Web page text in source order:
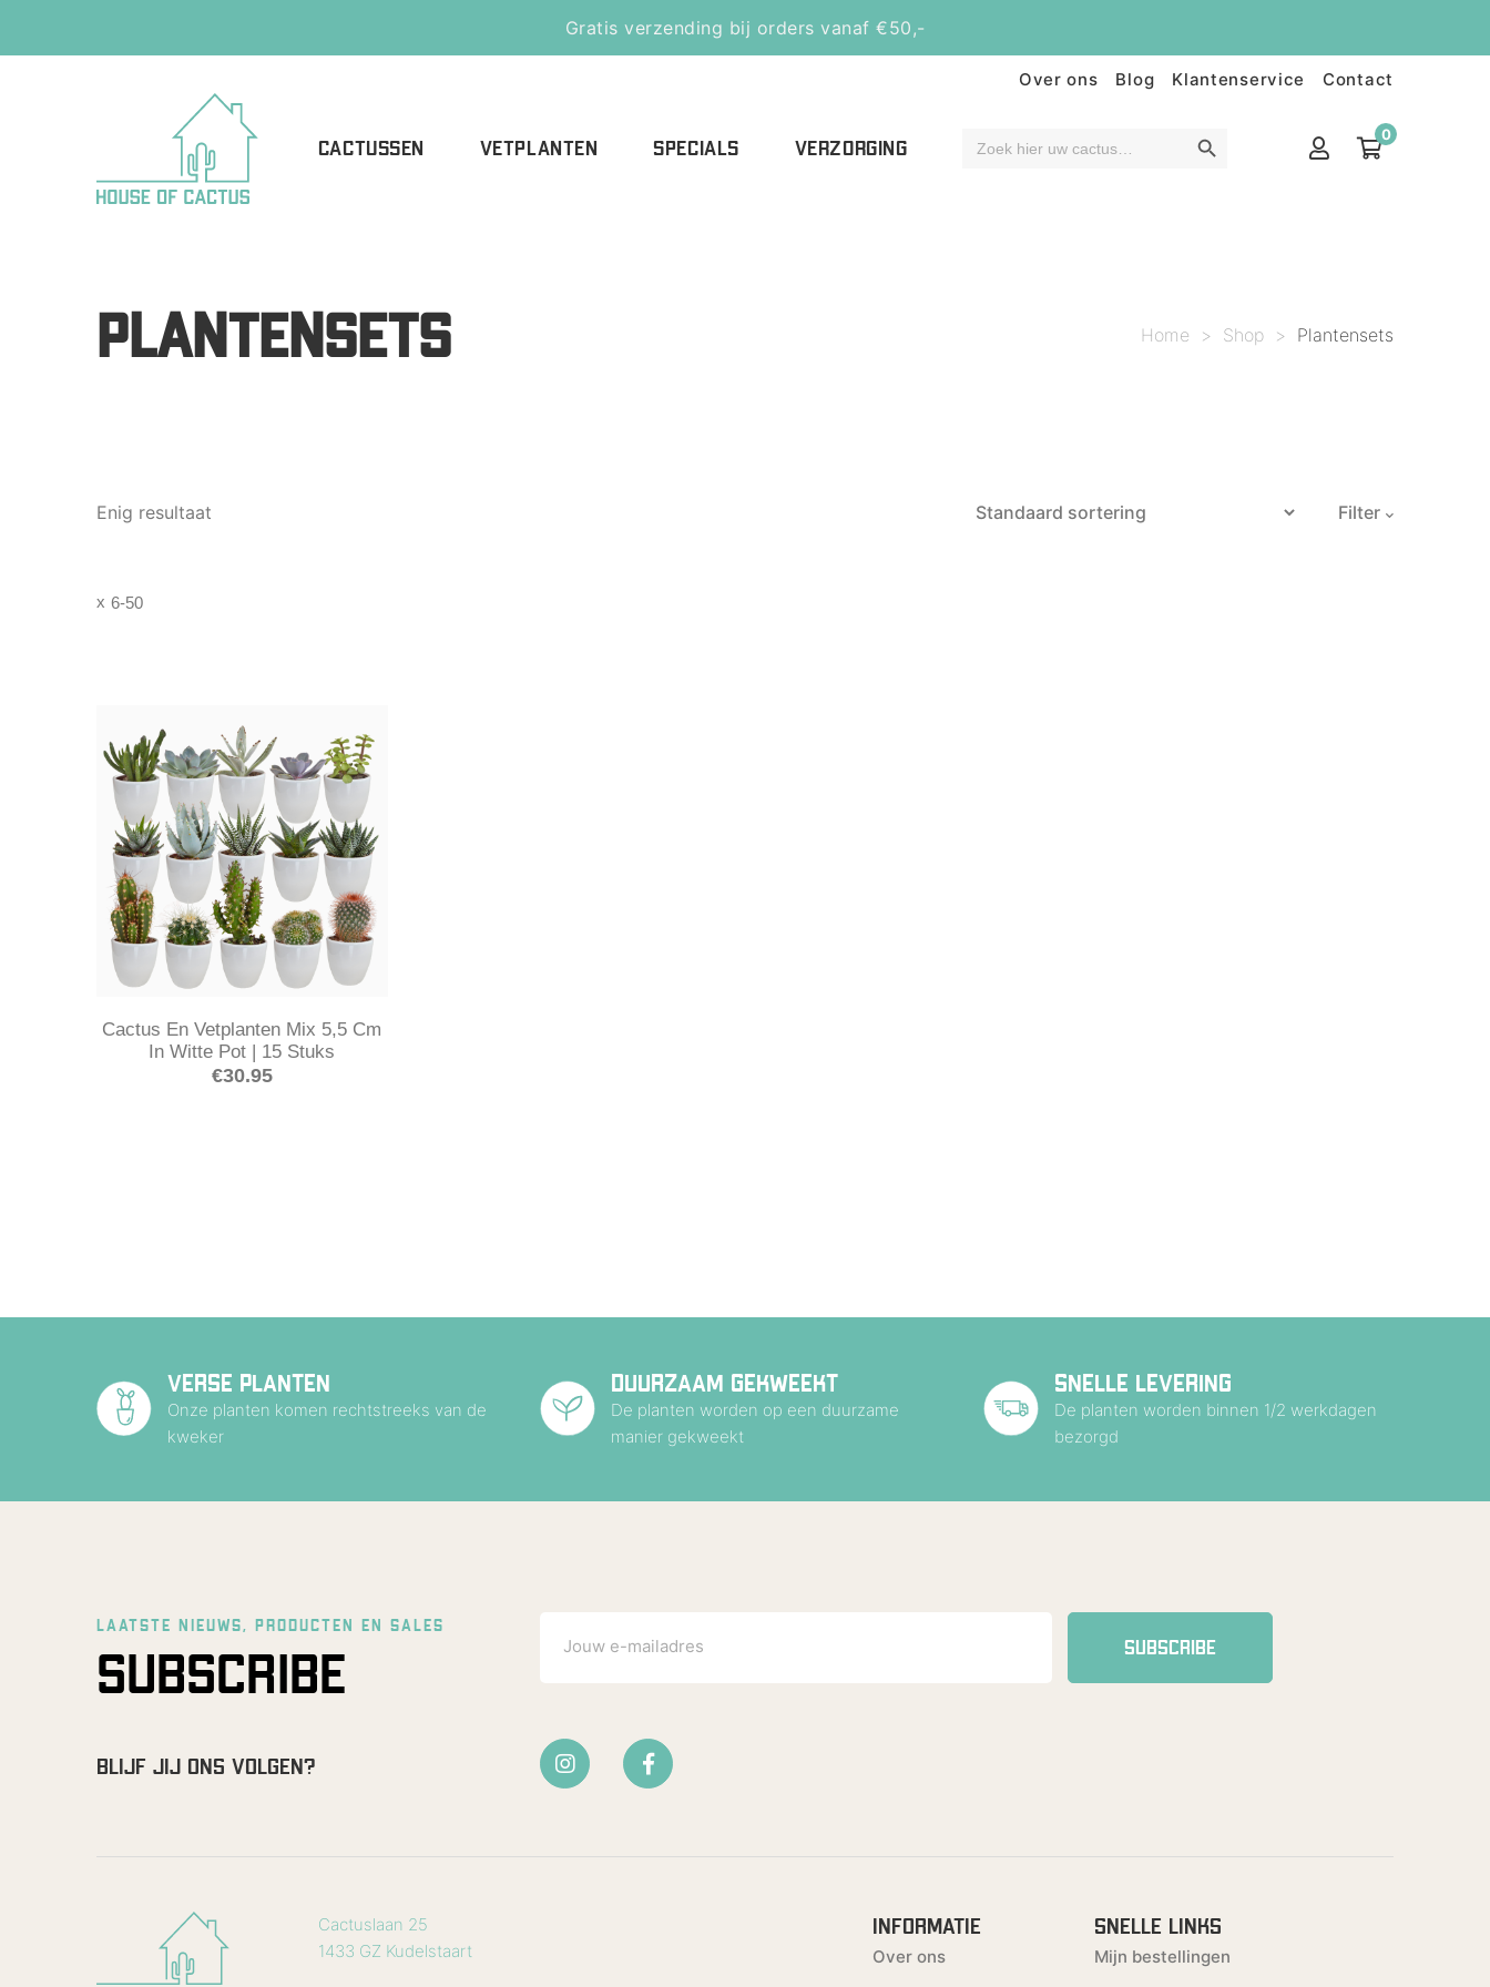
Gratis verzending bij orders vanaf €50,-
Over ons Blog Klantenservice Contact
CACTUSSEN VETPLANTEN SPECIALS VERZORGING
0
PLANTENSETS Home > Shop > Plantensets
Enig resultaat Filter
6-50
Cactus En Vetplanten Mix 5,5 Cm
In Witte Pot | 15 Stuks
€30.95
VERSE PLANTEN
Onze planten komen rechtstreeks van de
kweker
DUURZAAM GEKWEEKT
De planten worden op een duurzame
manier gekweekt
SNELLE LEVERING
De planten worden binnen 1/2 werkdagen
bezorgd
LAATSTE NIEUWS, PRODUCTEN EN SALES
SUBSCRIBE
BLIJF JIJ ONS VOLGEN?
SUBSCRIBE
Cactuslaan 25
1433 GZ Kudelstaart
INFORMATIE
Over ons
SNELLE LINKS
Mijn bestellingen